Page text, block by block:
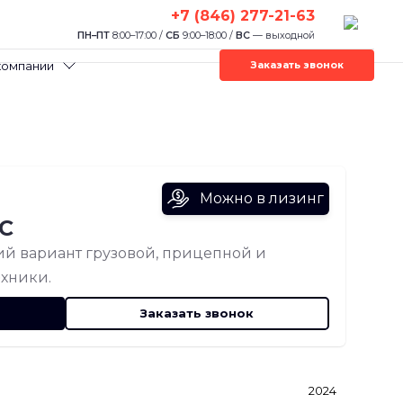
+7 (846) 277-21-63
ПН–ПТ 8:00–17:00 / СБ 9:00–18:00 / ВС — выходной
Заказать звонок
Можно в лизинг
вариант грузовой, прицепной и
Заказать звонок
2024